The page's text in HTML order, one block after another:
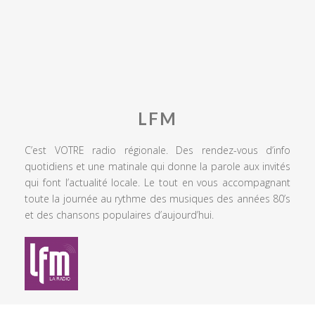
LFM
C’est VOTRE radio régionale. Des rendez-vous d’info
quotidiens et une matinale qui donne la parole aux invités
qui font l’actualité locale. Le tout en vous accompagnant
toute la journée au rythme des musiques des années 80’s
et des chansons populaires d’aujourd’hui.